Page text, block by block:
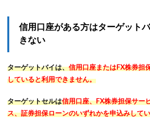
信用口座がある方はターゲット
きない
ターゲットバイは、信用口座またはFX株券担
していると利用できません。
ターゲットセルは信用口座、FX株券担保サー
ス、証券担保ローンのいずれかを申込みして